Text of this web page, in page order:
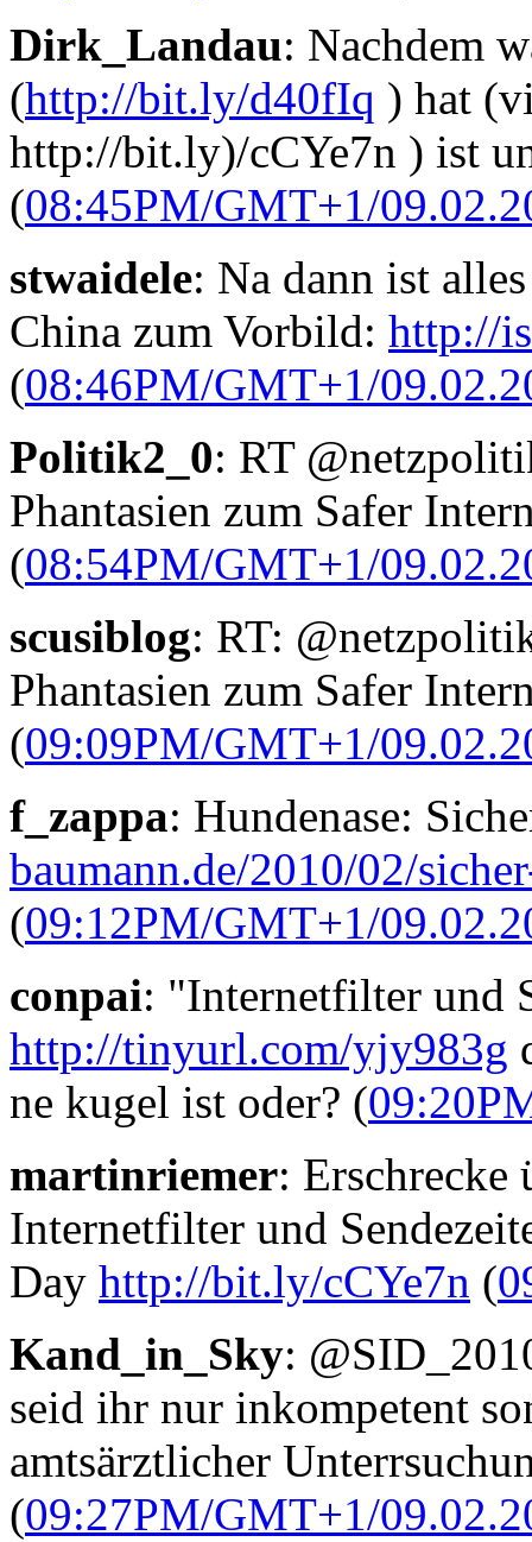
Dirk_Landau: Nachdem
(http://bit.ly/d40fIq ) hat
http://bit.ly)/cCYe7n ) ist
(08:45PM/GMT+1/
stwaidele: Na dann ist
China zum Vorbild: http://
(08:46PM/GMT+1/
Politik2_0: RT
Phantasien zum Safer
(08:54PM/GMT+1/
scusiblog: RT:
Phantasien zum Safer
(09:09PM/GMT+1/
f_zappa: Hundenase:
baumann.de/2010/02/
(09:12PM/GMT+1/
conpai: "Internetfilter und
http://tinyurl.com/yjy983g
ne kugel ist oder? (
martinriemer:
Internetfilter und
Day http://bit.ly/cCYe7n (
Kand_in_Sky:
seid ihr nur inkompetent
amtsärztlicher
(09:27PM/GMT+1/